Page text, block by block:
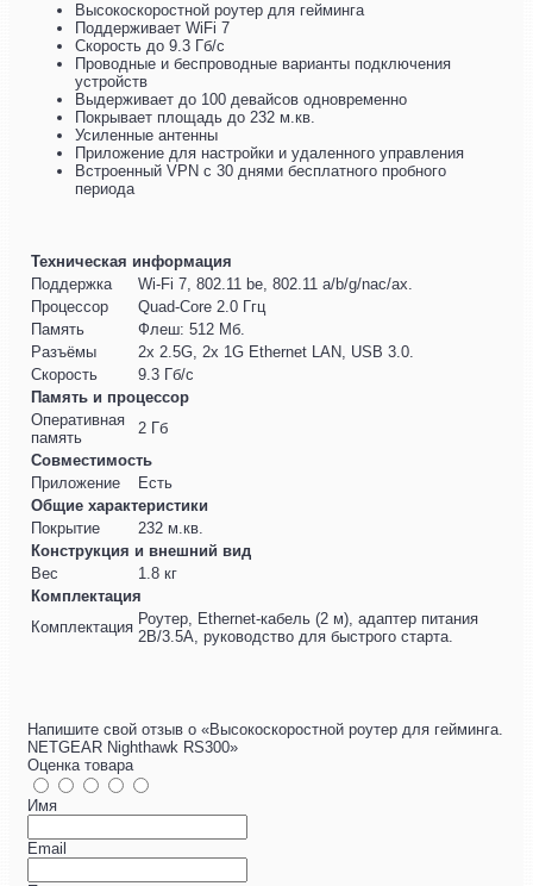
Высокоскоростной роутер для гейминга
Поддерживает WiFi 7
Скорость до 9.3 Гб/с
Проводные и беспроводные варианты подключения
устройств
Выдерживает до 100 девайсов одновременно
Покрывает площадь до 232 м.кв.
Усиленные антенны
Приложение для настройки и удаленного управления
Встроенный VPN с 30 днями бесплатного пробного
периода
Техническая информация
Поддержка
Wi-Fi 7, 802.11 be, 802.11 a/b/g/nac/ax.
Процессор
Quad-Core 2.0 Ггц
Память
Флеш: 512 Мб.
Разъёмы
2х 2.5G, 2х 1G Ethernet LAN, USB 3.0.
Скорость
9.3 Гб/с
Память и процессор
Оперативная
память
2 Гб
Совместимость
Приложение
Есть
Общие характеристики
Покрытие
232 м.кв.
Конструкция и внешний вид
Вес
1.8 кг
Комплектация
Комплектация Роутер, Ethernet-кабель (2 м), адаптер питания
2В/3.5A, руководство для быстрого старта.
Напишите свой отзыв о «Высокоскоростной роутер для гейминга.
NETGEAR Nighthawk RS300»
Оценка товара
Имя
Email